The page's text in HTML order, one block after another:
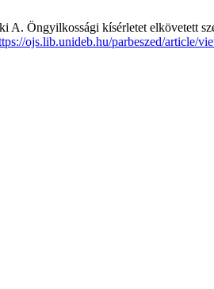
Öngyilkossági kísérletet elkövetett
ojs.lib.unideb.hu/parbeszed/article/